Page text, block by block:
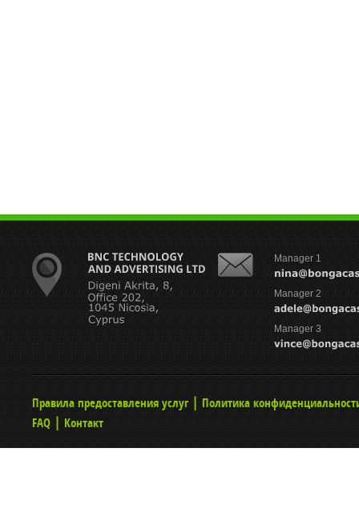
Manager 1
Manager 2
Manager 3
Правила предоставления услуг | Политика
FAQ | Контакт